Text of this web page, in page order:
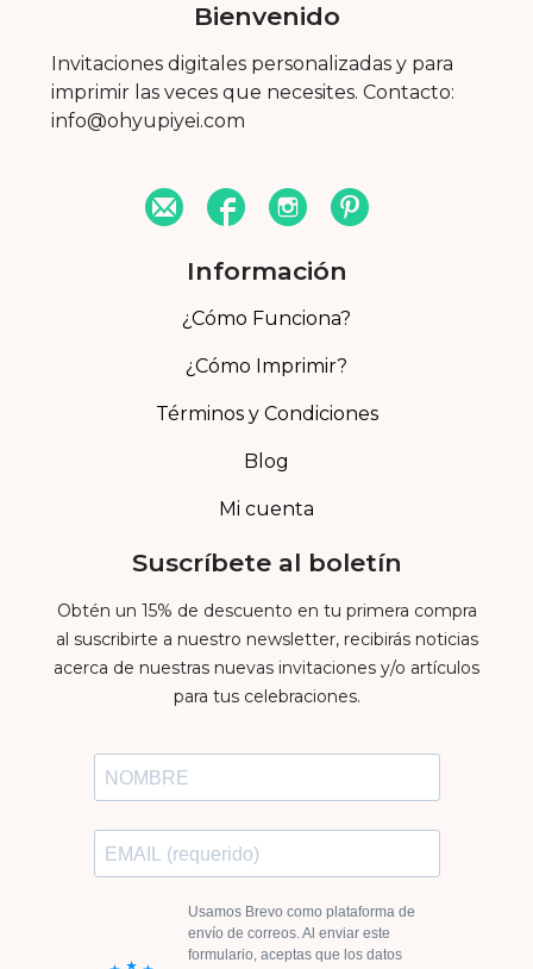
Bienvenido
Invitaciones digitales personalizadas y para
imprimir las veces que necesites. Contacto:
info@ohyupiyei.com
Información
¿Cómo Funciona?
¿Cómo Imprimir?
Términos y Condiciones
Blog
Mi cuenta
Suscríbete al boletín
Obtén un 15% de descuento en tu primera compra
al suscribirte a nuestro newsletter, recibirás noticias
acerca de nuestras nuevas invitaciones y/o artículos
para tus celebraciones.